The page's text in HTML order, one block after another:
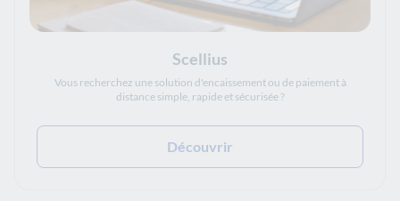
Scellius
Vous recherchez une solution d'encaissement ou de paiement à
distance simple, rapide et sécurisée ?
Découvrir